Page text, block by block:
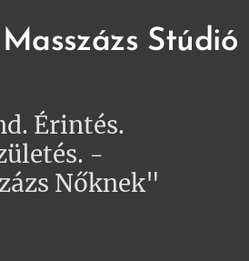
Stúdió
Érintés.
-
Nőknek"